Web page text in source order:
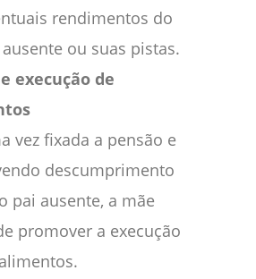
rendimentos do
ou suas pistas.
execução de
vez fixada a pensão e
descumprimento
pai ausente, a mãe
promover a execução